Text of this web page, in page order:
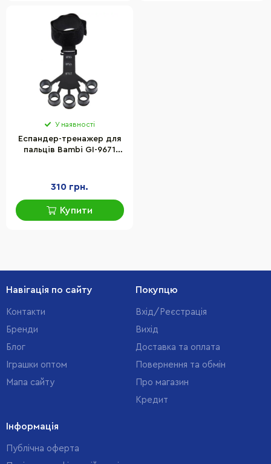
У наявності
Еспандер-тренажер для
пальців Bambi GI-9671
310 грн.
Купити
Навігація по сайту
Контакти
Бренди
Блог
Іграшки оптом
Мапа сайту
Покупцю
Вхід/Реєстрація
Вихід
Доставка та оплата
Повернення та обмін
Про магазин
Кредит
Інформація
Публічна оферта